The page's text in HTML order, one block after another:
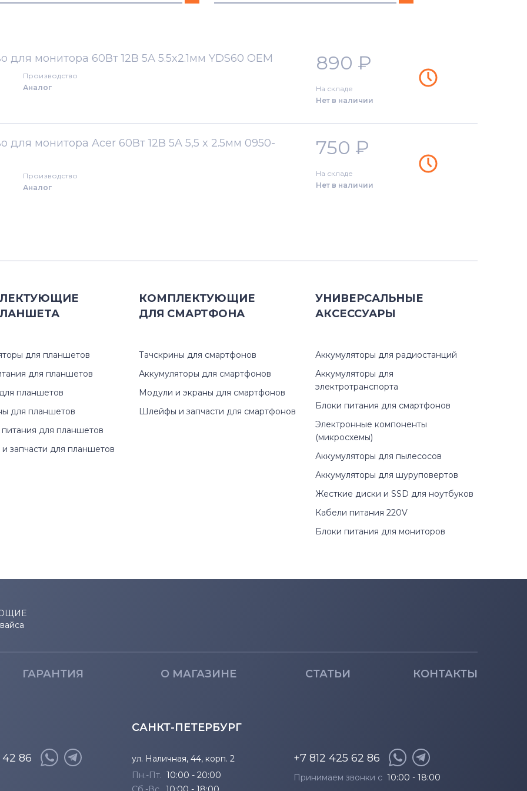
2051W
AF 1722
512
702
722
922
для монитора 60Вт 12В 5A 5.5x2.1мм YDS60 OEM
Производство
Аналог
890 ₽
На складе
Нет в наличии
для монитора Acer 60Вт 12В 5A 5,5 x 2.5мм 0950-
Производство
Аналог
750 ₽
На складе
Нет в наличии
для планшетов
для планшетов
планшетов
для планшетов
для планшетов
запчасти для планшетов
КОМПЛЕКТУЮЩИЕ
ДЛЯ СМАРТФОНА
Тачскрины для смартфонов
Аккумуляторы для смартфонов
Модули и экраны для смартфонов
Шлейфы и запчасти для смартфонов
УНИВЕРСАЛЬНЫЕ
АКСЕССУАРЫ
Аккумуляторы для радиостанций
Аккумуляторы для
электротранспорта
Блоки питания для смартфонов
Электронные компоненты
(микросхемы)
Аккумуляторы для пылесосов
Аккумуляторы для шуруповертов
Жесткие диски и SSD для ноутбуков
Кабели питания 220V
Блоки питания для мониторов
ГАРАНТИЯ О МАГАЗИНЕ СТАТЬИ КОНТАКТЫ
42 86
САНКТ-ПЕТЕРБУРГ
ул. Наличная, 44, корп. 2
Пн.-Пт. 10:00 - 20:00
+7 812 425 62 86
Принимаем звонки с 10:00 - 18:00